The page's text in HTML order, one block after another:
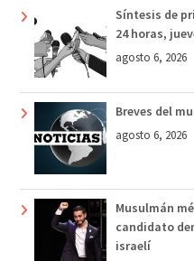
Síntesis de
24 horas,
agosto 6, 2026
Breves del
agosto 6, 2026
Musulmán
candidato
israelí